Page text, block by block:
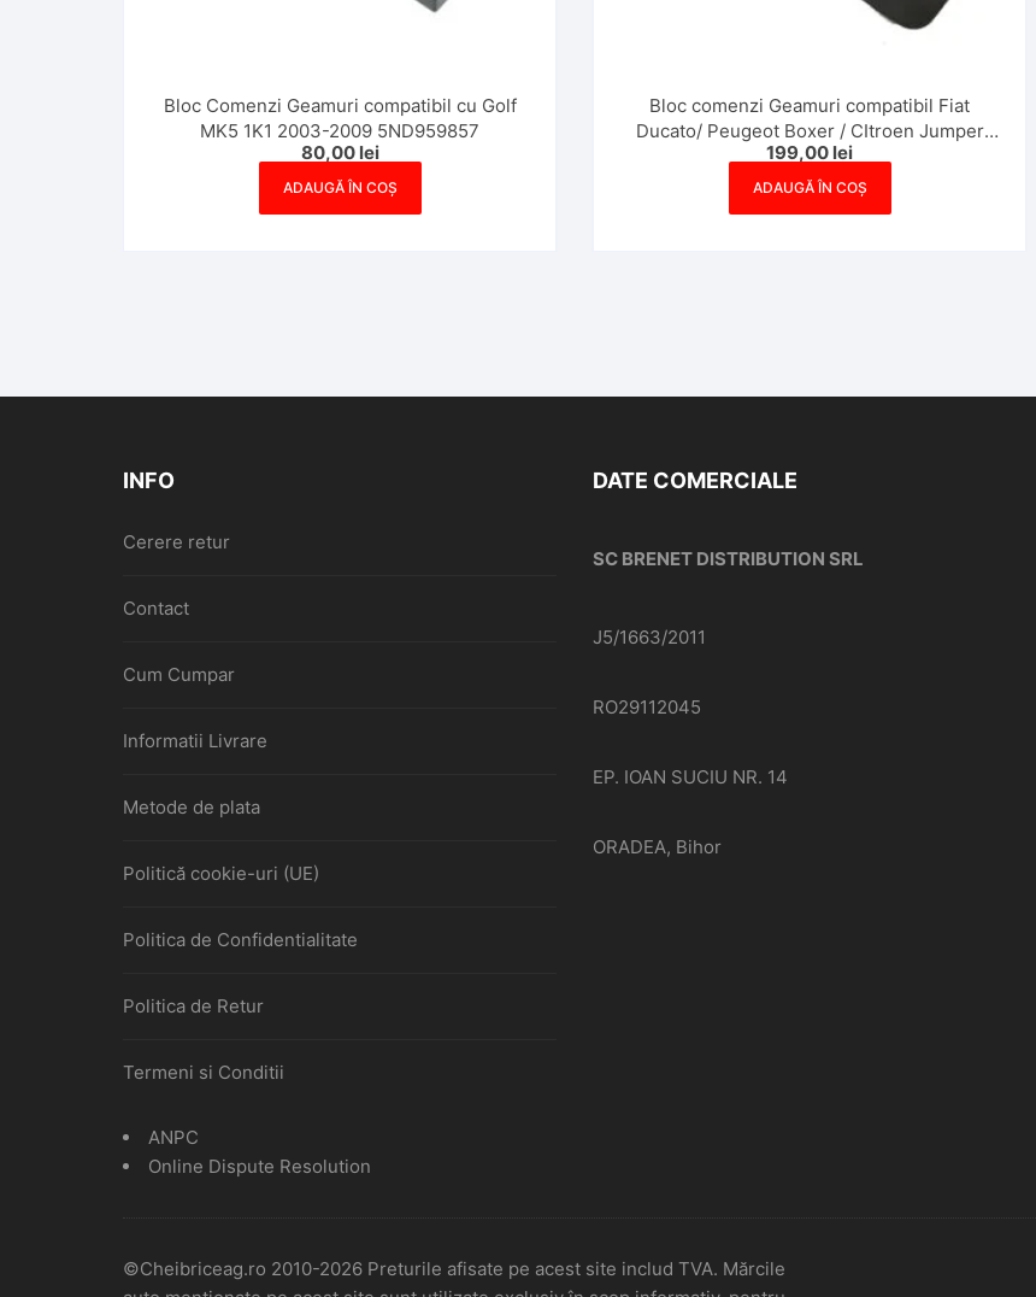
Bloc Comenzi Geamuri compatibil cu Golf
MK5 1K1 2003-2009 5ND959857
80,00 lei
ADAUGĂ ÎN COȘ
Bloc comenzi Geamuri compatibil Fiat
Ducato/ Peugeot Boxer / CItroen Jumper
735421419 735487419 Cu reglaj Oglinzi
Silver
199,00 lei
ADAUGĂ ÎN COȘ
INFO
Cerere retur
Contact
Cum Cumpar
Informatii Livrare
Metode de plata
Politică cookie-uri (UE)
Politica de Confidentialitate
Politica de Retur
Termeni si Conditii
ANPC
Online Dispute Resolution
DATE COMERCIALE
SC BRENET DISTRIBUTION SRL
J5/1663/2011
RO29112045
EP. IOAN SUCIU NR. 14
ORADEA, Bihor
©Cheibriceag.ro 2010-2026 Preturile afisate pe acest site includ TVA. Mărcile